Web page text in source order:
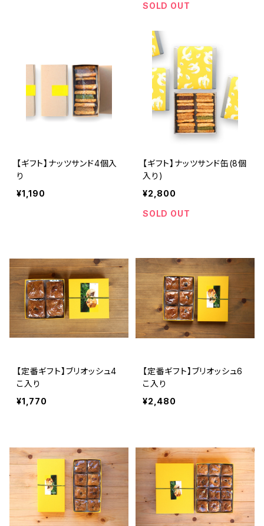
SOLD OUT
【ギフト】ナッツサンド4個入
り
¥1,190
【ギフト】ナッツサンド缶(8個
入り)
¥2,800
SOLD OUT
【定番ギフト】ブリオッシュ4
こ入り
¥1,770
【定番ギフト】ブリオッシュ6
こ入り
¥2,480